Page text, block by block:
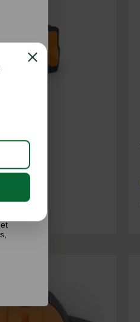
ACCU
Close